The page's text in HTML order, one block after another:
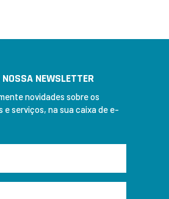
NEWSLETTER
novidades sobre os
e serviços, na sua caixa de e-